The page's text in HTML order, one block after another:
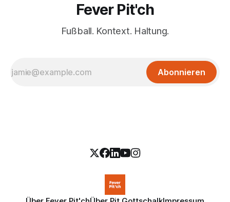
Fever Pit'ch
Fußball. Kontext. Haltung.
Abonnieren